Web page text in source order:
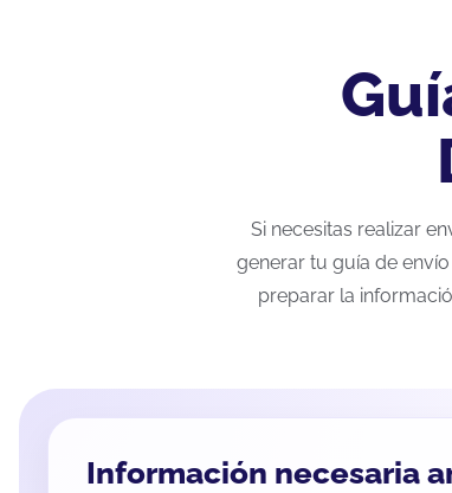
Si necesitas realizar
generar tu guía de
preparar la
Información necesaria